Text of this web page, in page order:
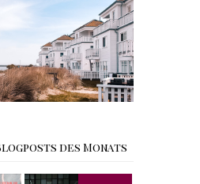
- Schleiregion
des Monats